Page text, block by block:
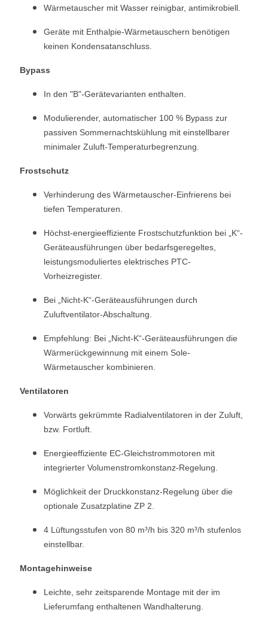
Wärmetauscher mit Wasser reinigbar, antimikrobiell.
Geräte mit Enthalpie-Wärmetauschern benötigen
keinen Kondensatanschluss.
Bypass
In den "B"-Gerätevarianten enthalten.
Modulierender, automatischer 100 % Bypass zur
passiven Sommernachtskühlung mit einstellbarer
minimaler Zuluft-Temperaturbegrenzung.
Frostschutz
Verhinderung des Wärmetauscher-Einfrierens bei
tiefen Temperaturen.
Höchst-energieeffiziente Frostschutzfunktion bei „K“-
Geräteausführungen über bedarfsgeregeltes,
leistungsmoduliertes elektrisches PTC-
Vorheizregister.
Bei „Nicht-K“-Geräteausführungen durch
Zuluftventilator-Abschaltung.
Empfehlung: Bei „Nicht-K“-Geräteausführungen die
Wärmerückgewinnung mit einem Sole-
Wärmetauscher kombinieren.
Ventilatoren
Vorwärts gekrümmte Radialventilatoren in der Zuluft,
bzw. Fortluft.
Energieeffiziente EC-Gleichstrommotoren mit
integrierter Volumenstromkonstanz-Regelung.
Möglichkeit der Druckkonstanz-Regelung über die
optionale Zusatzplatine ZP 2.
4 Lüftungsstufen von 80 m³/h bis 320 m³/h stufenlos
einstellbar.
Montagehinweise
Leichte, sehr zeitsparende Montage mit der im
Lieferumfang enthaltenen Wandhalterung.